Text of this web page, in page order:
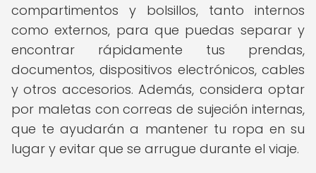
compartimentos y bolsillos, tanto internos
como externos, para que puedas separar y
encontrar rápidamente tus prendas,
documentos, dispositivos electrónicos, cables
y otros accesorios. Además, considera optar
por maletas con correas de sujeción internas,
que te ayudarán a mantener tu ropa en su
lugar y evitar que se arrugue durante el viaje.